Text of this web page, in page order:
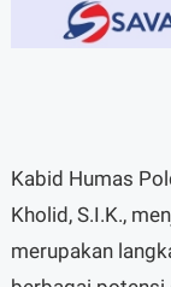
Kabid Humas
Kholid, S.I.K.,
merupakan